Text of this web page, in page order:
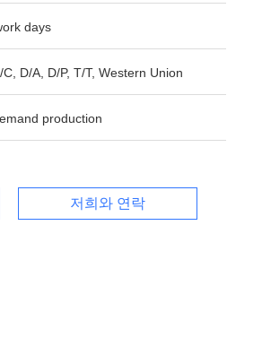
days
C, D/A, D/P, T/T, Western Union
production
저희와 연락